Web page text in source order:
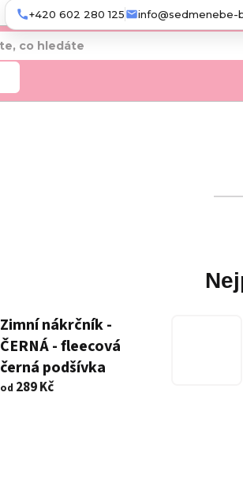
Zimní nákrčník -
ČERNÁ - fleecová
černá podšívka
od 289 Kč
+420 602 280 125 info@sedmenebe-